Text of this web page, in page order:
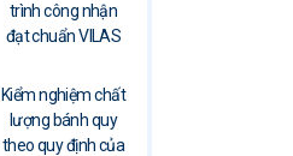
trình công nhận
đạt chuẩn VILAS
Kiểm nghiệm chất
lượng bánh quy
theo quy định của